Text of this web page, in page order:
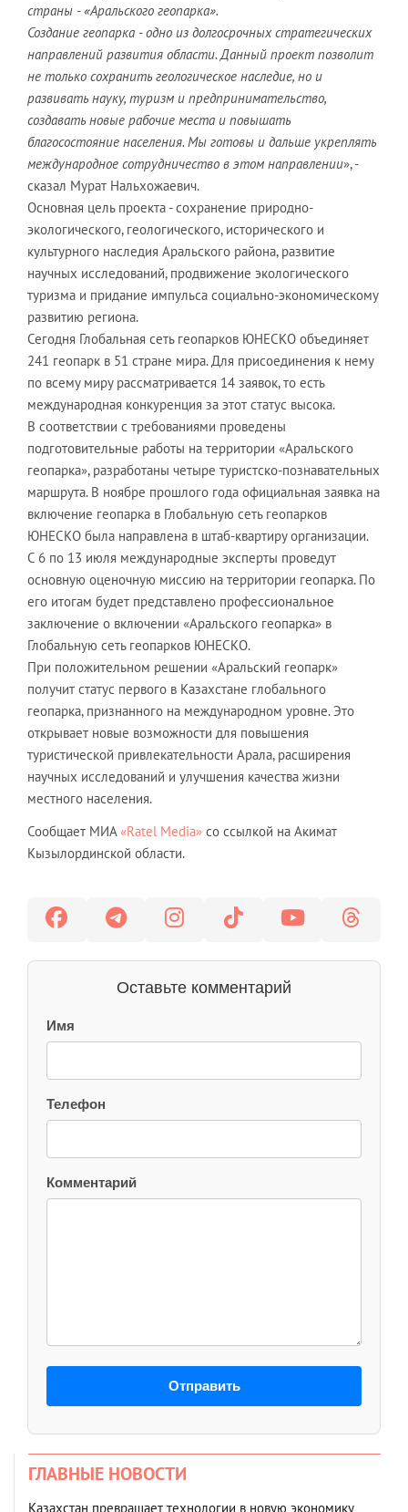
страны - «Аральского геопарка».
Создание геопарка - одно из долгосрочных стратегических
направлений развития области. Данный проект позволит
не только сохранить геологическое наследие, но и
развивать науку, туризм и предпринимательство,
создавать новые рабочие места и повышать
благосостояние населения. Мы готовы и дальше укреплять
международное сотрудничество в этом направлении», -
сказал Мурат Нальхожаевич.
Основная цель проекта - сохранение природно-
экологического, геологического, исторического и
культурного наследия Аральского района, развитие
научных исследований, продвижение экологического
туризма и придание импульса социально-экономическому
развитию региона.
Сегодня Глобальная сеть геопарков ЮНЕСКО объединяет
241 геопарк в 51 стране мира. Для присоединения к нему
по всему миру рассматривается 14 заявок, то есть
международная конкуренция за этот статус высока.
В соответствии с требованиями проведены
подготовительные работы на территории «Аральского
геопарка», разработаны четыре туристско-познавательных
маршрута. В ноябре прошлого года официальная заявка на
включение геопарка в Глобальную сеть геопарков
ЮНЕСКО была направлена в штаб-квартиру организации.
С 6 по 13 июля международные эксперты проведут
основную оценочную миссию на территории геопарка. По
его итогам будет представлено профессиональное
заключение о включении «Аральского геопарка» в
Глобальную сеть геопарков ЮНЕСКО.
При положительном решении «Аральский геопарк»
получит статус первого в Казахстане глобального
геопарка, признанного на международном уровне. Это
открывает новые возможности для повышения
туристической привлекательности Арала, расширения
научных исследований и улучшения качества жизни
местного населения.
Сообщает МИА «Ratel Media» со ссылкой на Акимат
Кызылординской области.
Оставьте комментарий
Имя
Телефон
Комментарий
Отправить
ГЛАВНЫЕ НОВОСТИ
Казахстан превращает технологии в новую экономику